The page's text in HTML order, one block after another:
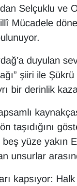
Selçuklu ve
Mücadele
duyulan
şiiri ile Şükrü
bir derinlik
taşıdığını
beş yüze yakın
unsurlar
kapsıyor: